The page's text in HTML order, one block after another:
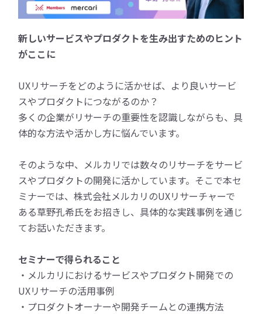
新しいサービスやプロダクトを生み出すためのヒント
がここに
UXリサーチをどのように活かせば、より良いサービ
スやプロダクトにつながるのか？
多くの企業がリサーチの重要性を認識しながらも、具
体的な方法や活かし方に悩んでいます。
そのような中、メルカリでは数々のリサーチをサービ
スやプロダクトの開発に活かしています。そこで本セ
ミナーでは、株式会社メルカリのUXリサーチャーで
ある草野孔希氏をお招きし、具体的な実践事例を通じ
てお話いただきます。
セミナーで得られること
・メルカリにおけるサービスやプロダクト開発での
UXリサーチの活用事例
・プロダクトオーナーや開発チームとの連携方法